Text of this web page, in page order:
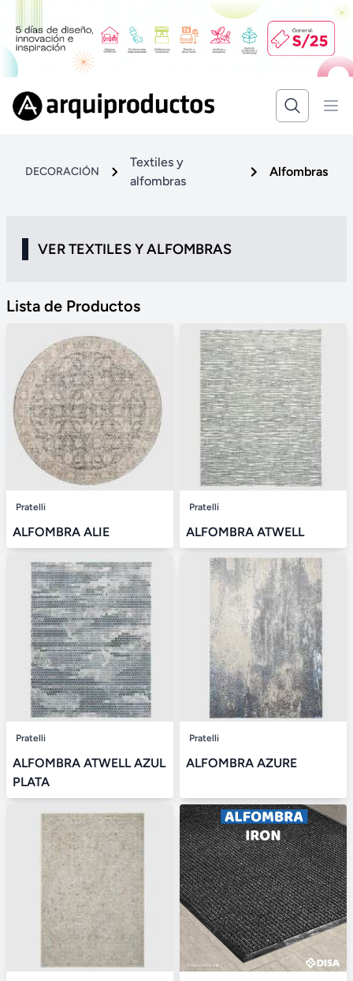
DECORACIÓN
Textiles y
alfombras
Alfombras
VER TEXTILES Y ALFOMBRAS
Lista de Productos
Pratelli
ALFOMBRA ALIE
Pratelli
ALFOMBRA ATWELL
Pratelli
ALFOMBRA ATWELL AZUL
PLATA
Pratelli
ALFOMBRA AZURE